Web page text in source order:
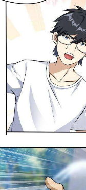
Kinh Dị
Lịch Sử
Mạt Thế
Ngôn Tình
Thanh xuân - Vườn
Truyện AI
Trùng Sinh
Trọng sinh